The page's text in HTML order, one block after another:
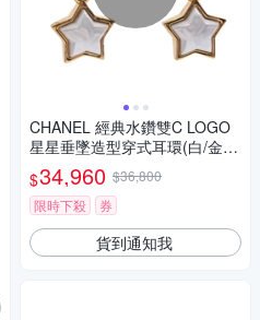
CHANEL 經典水鑽雙C LOGO
星星垂墜造型穿式耳環(白/金
色)
$34,960 $36,800
限時下殺
券
貨到通知我